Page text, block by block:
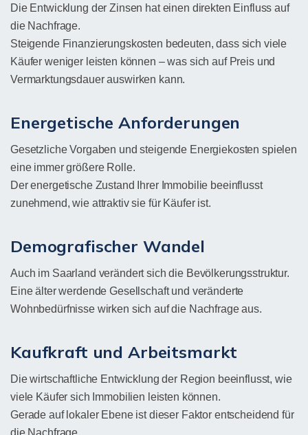
Die Entwicklung der Zinsen hat einen direkten Einfluss auf
die Nachfrage.
Steigende Finanzierungskosten bedeuten, dass sich viele
Käufer weniger leisten können – was sich auf Preis und
Vermarktungsdauer auswirken kann.
Energetische Anforderungen
Gesetzliche Vorgaben und steigende Energiekosten spielen
eine immer größere Rolle.
Der energetische Zustand Ihrer Immobilie beeinflusst
zunehmend, wie attraktiv sie für Käufer ist.
Demografischer Wandel
Auch im Saarland verändert sich die Bevölkerungsstruktur.
Eine älter werdende Gesellschaft und veränderte
Wohnbedürfnisse wirken sich auf die Nachfrage aus.
Kaufkraft und Arbeitsmarkt
Die wirtschaftliche Entwicklung der Region beeinflusst, wie
viele Käufer sich Immobilien leisten können.
Gerade auf lokaler Ebene ist dieser Faktor entscheidend für